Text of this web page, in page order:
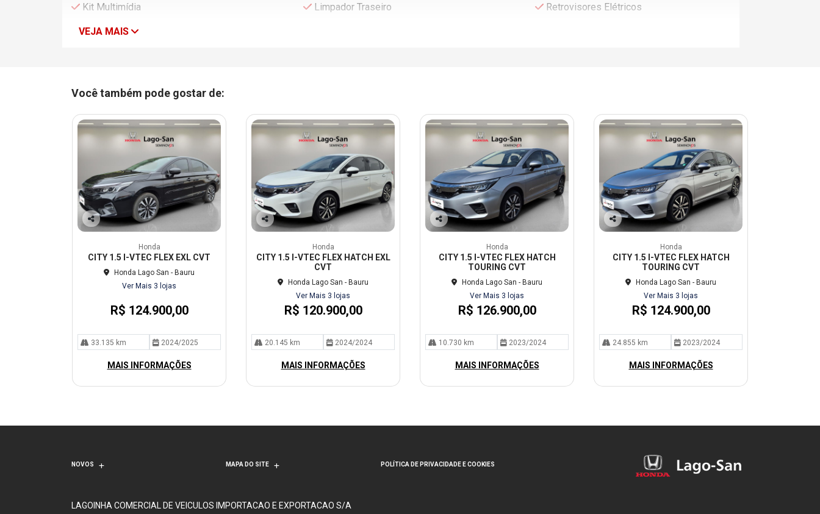
Kit Multimídia
Limpador Traseiro Retrovisores Elétricos
VEJA MAIS
Você também pode gostar de:
Co
arti
lhe
Honda
CITY 1.5 I-VTEC FLEX EXL CVT
Honda Lago San - Bauru
Ver Mais 3 lojas
R$ 124.900,00
33.135 km 2024/2025
MAIS INFORMAÇÕES
Co
arti
lhe
Honda
CITY 1.5 I-VTEC FLEX HATCH EXL
CVT
Honda Lago San - Bauru
Ver Mais 3 lojas
R$ 120.900,00
20.145 km 2024/2024
MAIS INFORMAÇÕES
Co
arti
lhe
Honda
CITY 1.5 I-VTEC FLEX HATCH
TOURING CVT
Honda Lago San - Bauru
Ver Mais 3 lojas
R$ 126.900,00
10.730 km 2023/2024
MAIS INFORMAÇÕES
Co
arti
lhe
Honda
CITY 1.5 I-VTEC FLEX HATCH
TOURING CVT
Honda Lago San - Bauru
Ver Mais 3 lojas
R$ 124.900,00
24.855 km 2023/2024
MAIS INFORMAÇÕES
NOVOS MAPA DO SITE POLÍTICA DE PRIVACIDADE E COOKIES
LAGOINHA COMERCIAL DE VEICULOS IMPORTACAO E EXPORTACAO S/A